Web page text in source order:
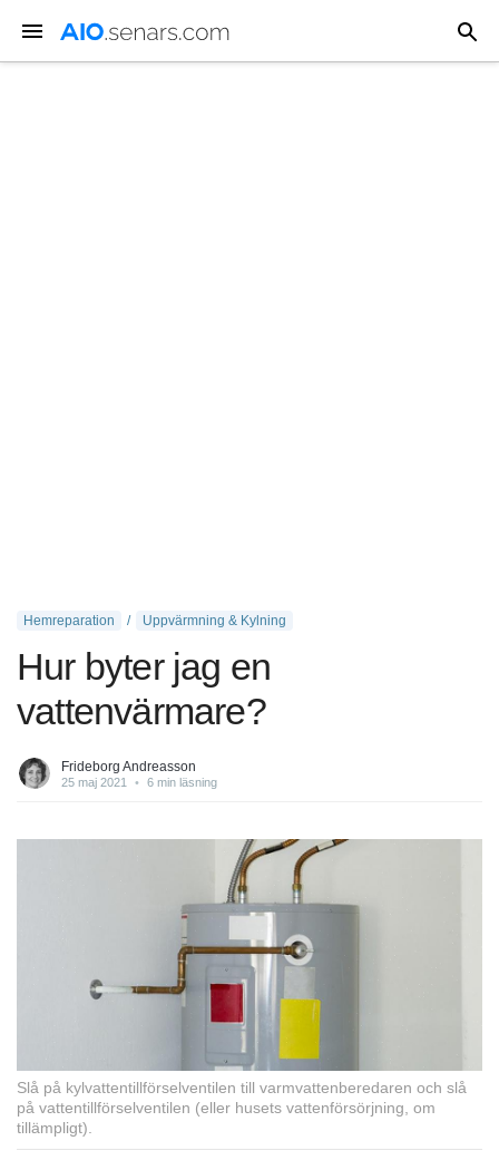
Hemreparation Uppvärmning & Kylning
Hur byter jag en
vattenvärmare?
Frideborg Andreasson
25 maj 2021 • 6 min läsning
Slå på kylvattentillförselventilen till varmvattenberedaren och slå
på vattentillförselventilen (eller husets vattenförsörjning, om
tillämpligt).